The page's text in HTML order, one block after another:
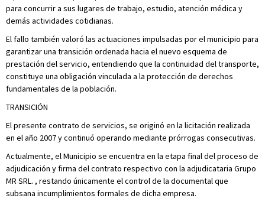
para concurrir a sus lugares de trabajo, estudio, atención médica y
demás actividades cotidianas.
El fallo también valoró las actuaciones impulsadas por el municipio para
garantizar una transición ordenada hacia el nuevo esquema de
prestación del servicio, entendiendo que la continuidad del transporte,
constituye una obligación vinculada a la protección de derechos
fundamentales de la población.
TRANSICIÓN
El presente contrato de servicios, se originó en la licitación realizada
en el año 2007 y continuó operando mediante prórrogas consecutivas.
Actualmente, el Municipio se encuentra en la etapa final del proceso de
adjudicación y firma del contrato respectivo con la adjudicataria Grupo
MR SRL. , restando únicamente el control de la documental que
subsana incumplimientos formales de dicha empresa.